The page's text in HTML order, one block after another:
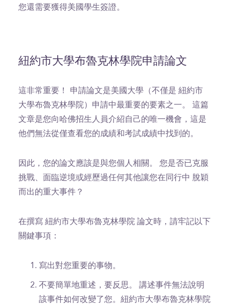
您還需要獲得美國學生簽證。
紐約市大學布魯克林學院申請論文
這非常重要！
申請論文是美國大學（不僅是 紐約市
大學布魯克林學院）申請中最重要的要素之一。 這篇
文章是您向哈佛招生人員介紹自己的唯一機會，這是
他們無法從僅查看您的成績和考試成績中找到的。
因此，您的論文應該是與您個人相關。 您是否已克服
挑戰、面臨逆境或經歷過任何其他讓您在同行中 脫穎
而出的重大事件？
在撰寫 紐約市大學布魯克林學院 論文時，請牢記以下
關鍵事項：
寫出對您重要的事物。
不要簡單地重述，要反思。 講述事件無法說明
該事件如何改變了您。紐約市大學布魯克林學院